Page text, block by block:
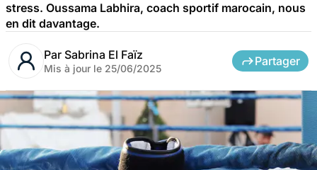
stress. Oussama Labhira, coach sportif marocain, nous
en dit davantage.
Par Sabrina El Faïz
Mis à jour le 25/06/2025
Partager